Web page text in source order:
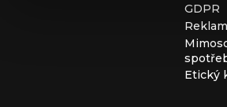
GDPR
Etický